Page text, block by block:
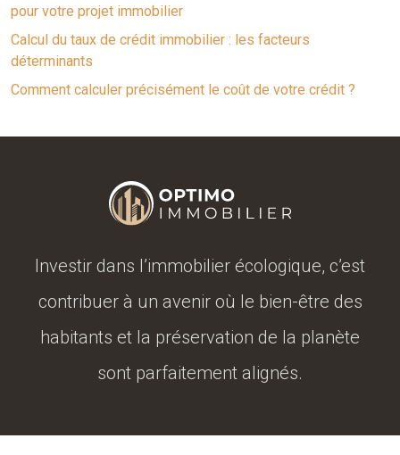
pour votre projet immobilier
Calcul du taux de crédit immobilier : les facteurs
déterminants
Comment calculer précisément le coût de votre crédit ?
Investir dans l’immobilier écologique, c’est
contribuer à un avenir où le bien-être des
habitants et la préservation de la planète
sont parfaitement alignés.